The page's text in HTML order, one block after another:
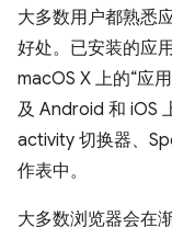
大多数用户都熟悉
好处。已安装的应
macOS X 上的“应
及 Android 和 iOS
activity 切换器、
作表中。
大多数浏览器会在